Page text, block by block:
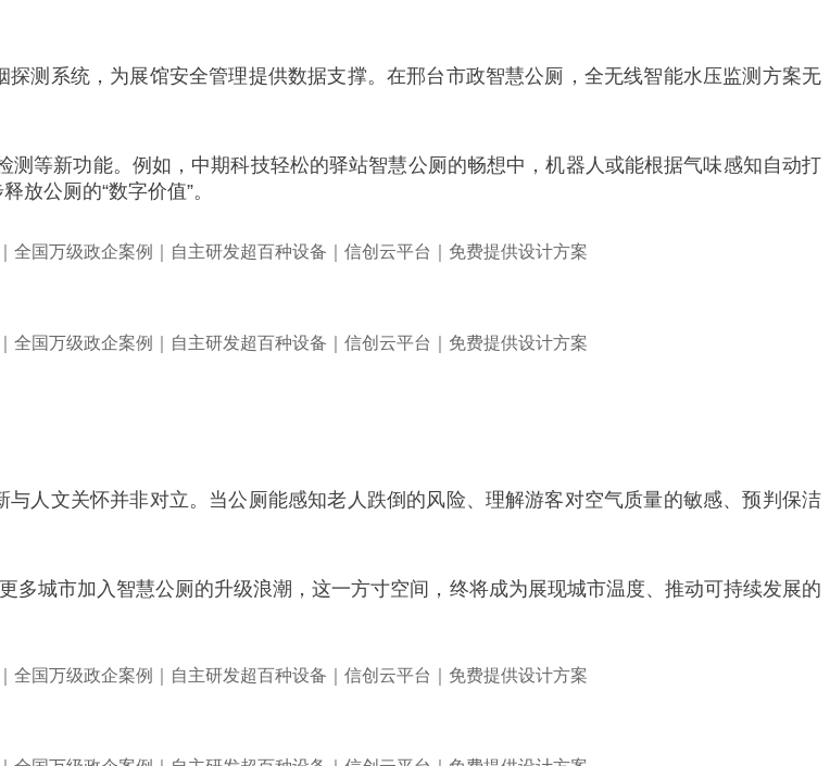
测系统，为展馆安全管理提供数据支撑。在邢台市政智慧公厕，全无线智能水压监测方案无
等新功能。例如，中期科技轻松的驿站智慧公厕的畅想中，机器人或能根据气味感知自动打
放公厕的“数字价值”。
人文关怀并非对立。当公厕能感知老人跌倒的风险、理解游客对空气质量的敏感、预判保洁
多城市加入智慧公厕的升级浪潮，这一方寸空间，终将成为展现城市温度、推动可持续发展的